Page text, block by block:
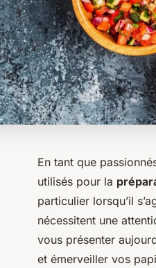
En tant que
utilisés pour la
particulier lorsqu’il
nécessitent une
vous présenter
et émerveiller vos